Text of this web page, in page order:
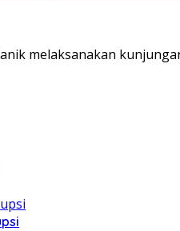
melaksanakan